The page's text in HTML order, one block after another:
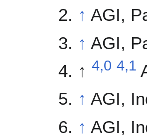
↑ AGI,
↑ AGI,
↑ 4,0 4,1
↑ AGI,
↑ AGI,